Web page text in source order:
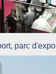
parc d'expo